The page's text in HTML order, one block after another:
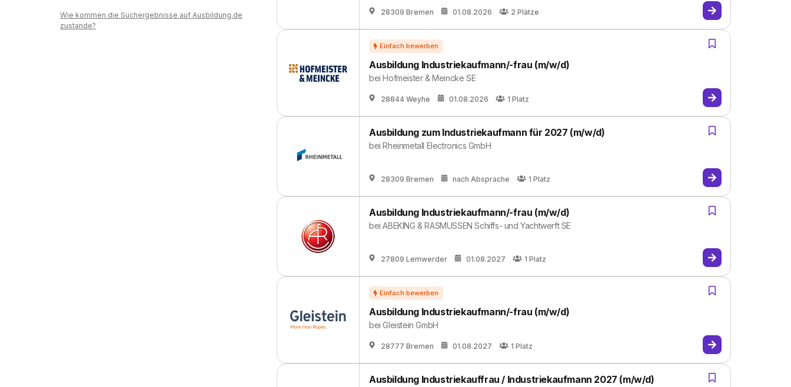
Wie kommen die Suchergebnisse auf Ausbildung.de
zustande?
28309 Bremen 01.08.2026 2 Plätze
Ausbildung Industriekaufmann/-frau (m/w/d)
beiHofmeister & Meincke SE
28844 Weyhe 01.08.2026 1 Platz
Ausbildung zum Industriekaufmann für 2027 (m/w/d)
beiRheinmetall Electronics GmbH
28309 Bremen nach Absprache 1 Platz
Ausbildung Industriekaufmann/-frau (m/w/d)
beiABEKING & RASMUSSEN Schiffs- und Yachtwerft SE
27809 Lemwerder 01.08.2027 1 Platz
Ausbildung Industriekaufmann/-frau (m/w/d)
beiGleistein GmbH
28777 Bremen 01.08.2027 1 Platz
Ausbildung Industriekauffrau / Industriekaufmann 2027 (m/w/d)